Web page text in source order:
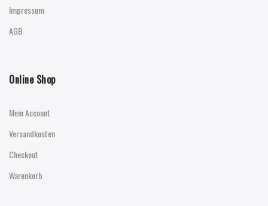
Impressum
AGB
Online Shop
Mein Account
Versandkosten
Checkout
Warenkorb